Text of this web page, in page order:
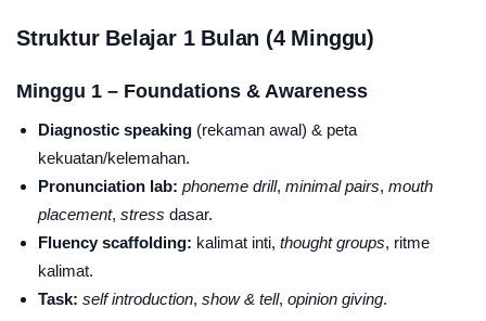
Struktur Belajar 1 Bulan (4 Minggu)
Minggu 1 – Foundations & Awareness
Diagnostic speaking (rekaman awal) & peta
kekuatan/kelemahan.
Pronunciation lab: phoneme drill, minimal pairs, mouth
placement, stress dasar.
Fluency scaffolding: kalimat inti, thought groups, ritme
kalimat.
Task: self introduction, show & tell, opinion giving.